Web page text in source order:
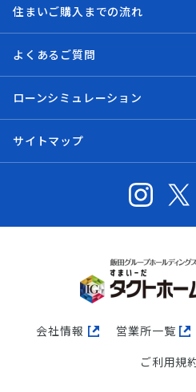
住まいご購入までの流れ
よくあるご質問
ローンシミュレーション
サイトマップ
会社情報 営業所一覧
ご利用規